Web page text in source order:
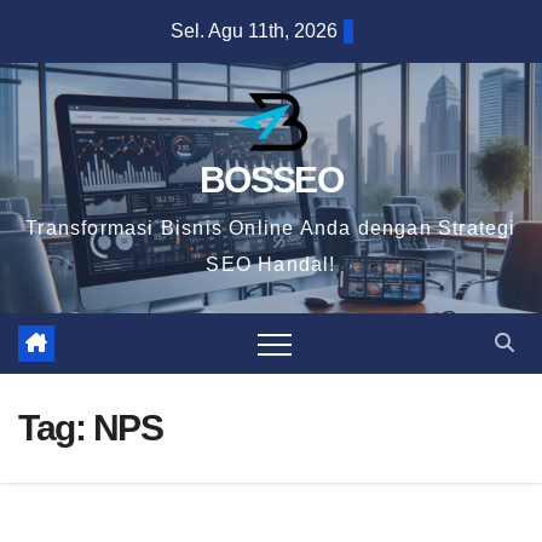
content
Sel. Agu 11th, 2026
BOSSEO
Transformasi Bisnis Online Anda dengan Strategi
SEO Handal!
Tag: NPS